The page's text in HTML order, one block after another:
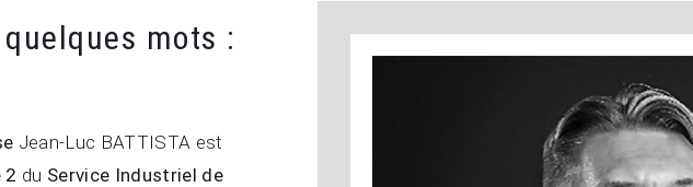
mots :
Jean-Luc BATTISTA est
2 du Service Industriel de